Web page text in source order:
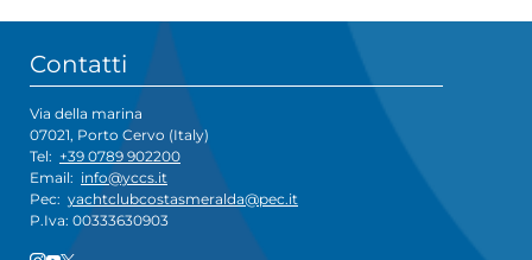
Contatti
Via della marina
07021, Porto Cervo (Italy)
Tel: +39 0789 902200
Email: info@yccs.it
Pec: yachtclubcostasmeralda@pec.it
P.Iva: 00333630903